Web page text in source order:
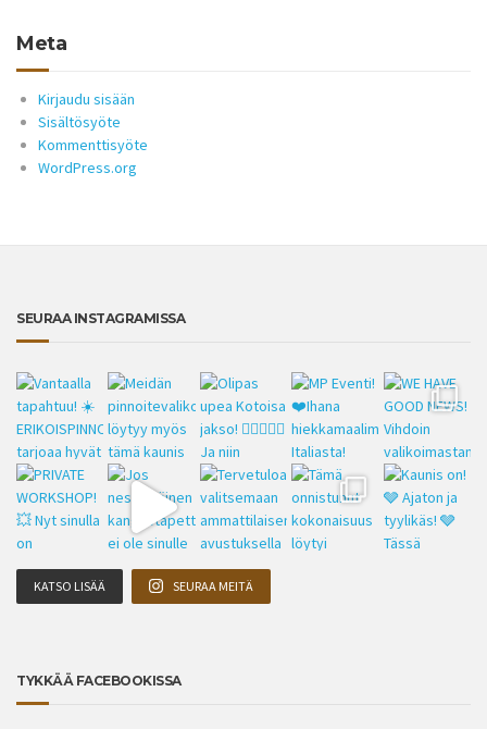
Meta
Kirjaudu sisään
Sisältösyöte
Kommenttisyöte
WordPress.org
SEURAA INSTAGRAMISSA
KATSO LISÄÄ SEURAA MEITÄ
TYKKÄÄ FACEBOOKISSA